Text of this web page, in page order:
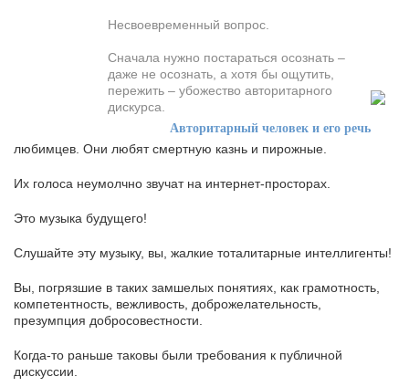
Несвоевременный вопрос.
Сначала нужно постараться осознать –
даже не осознать, а хотя бы ощутить,
пережить – убожество авторитарного
дискурса.
Авторитарный человек и его речь
любимцев. Они любят смертную казнь и пирожные.
Их голоса неумолчно звучат на интернет-просторах.
Это музыка будущего!
Слушайте эту музыку, вы, жалкие тоталитарные интеллигенты!
Вы, погрязшие в таких замшелых понятиях, как грамотность,
компетентность, вежливость, доброжелательность,
презумпция добросовестности.
Когда-то раньше таковы были требования к публичной
дискуссии.